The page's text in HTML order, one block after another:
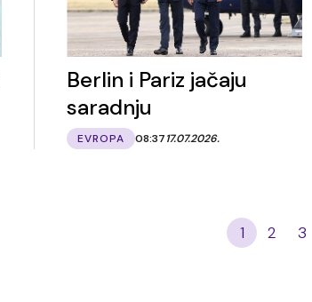
Berlin i Pariz jačaju
saradnju
EVROPA 08:3717.07.2026.
1 2 3